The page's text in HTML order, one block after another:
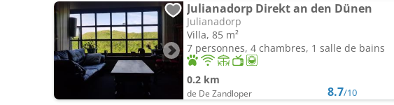
Julianadorp Direkt an den Dünen
Julianadorp
Villa, 85 m²
7 personnes, 4 chambres, 1 salle de bains
0.2 km
de De Zandloper 8.7/10